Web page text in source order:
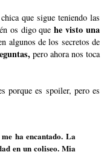
que sigue teniendo las
os digo quehe visto una
algunos de los secretos de
pero ahora nos toca
porque es spoiler, pero es
ha encantado. La
en un coliseo. Mia